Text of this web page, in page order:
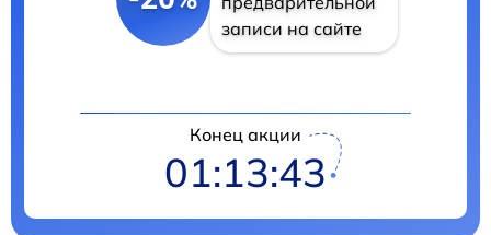
записи на сайте
Конец акции
01:13:42